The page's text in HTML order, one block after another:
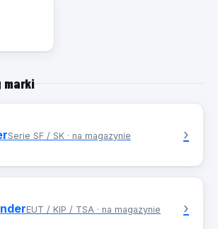
marki
Serie SF / SK · na magazynie ›
EUT / KIP / TSA · na magazynie ›